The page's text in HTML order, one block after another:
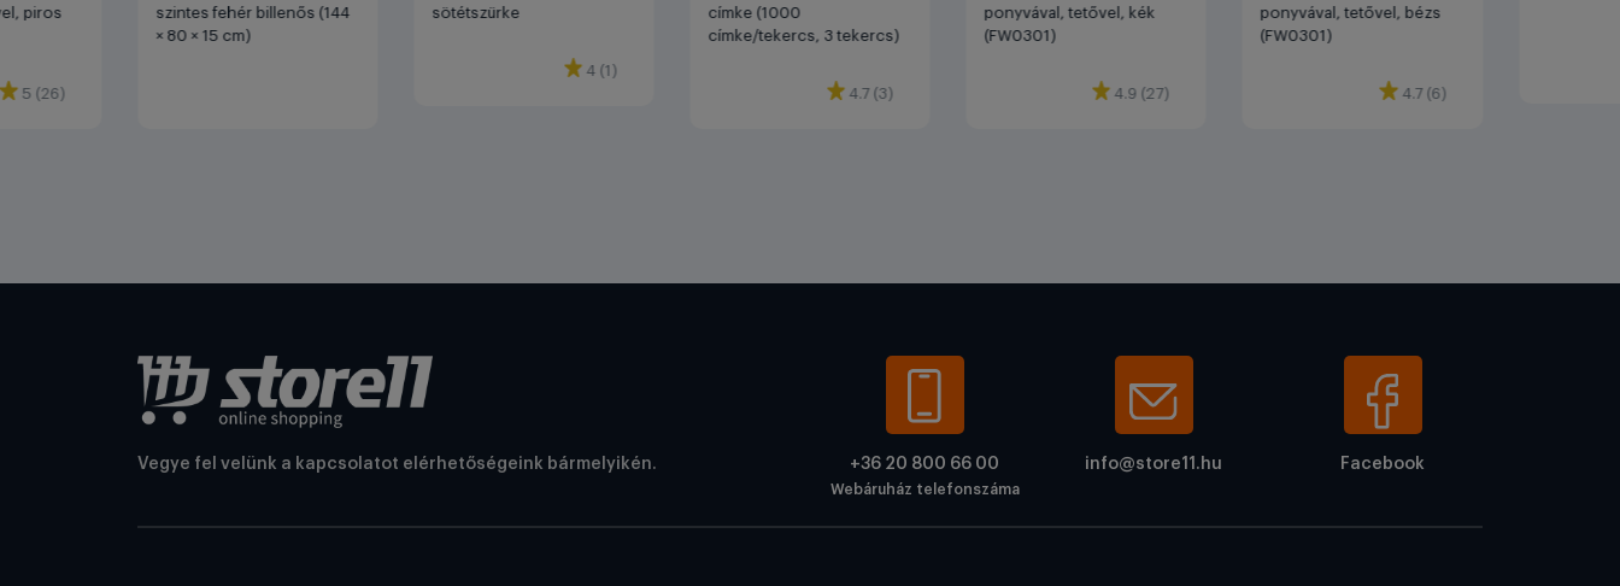
piros
5 (26)
szintes fehér billenős (144
× 80 × 15 cm)
sötétszürke
4 (1)
címke (1000
címke/tekercs, 3 tekercs)
4.7 (3)
ponyvával, tetővel, kék
(FW0301)
4.9 (27)
ponyvával, tetővel, bézs
(FW0301)
4.7 (6)
Vegye fel velünk a kapcsolatot elérhetőségeink bármelyikén. +36 20 800 66 00
Webáruház telefonszáma
info@store11.hu Facebook